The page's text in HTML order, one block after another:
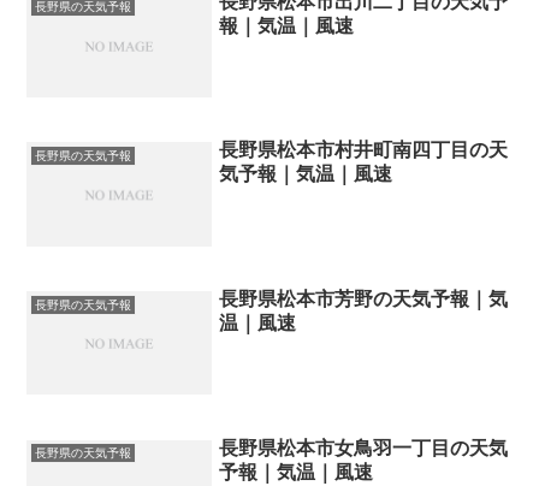
長野県の天気予報
報｜気温｜風速
長野県の天気予報
長野県松本市村井町南四丁目の天
気予報｜気温｜風速
長野県の天気予報
長野県松本市芳野の天気予報｜気
温｜風速
長野県の天気予報
長野県松本市女鳥羽一丁目の天気
予報｜気温｜風速